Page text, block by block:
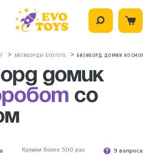
БИЗИБОРДЫ EVOTOYS БИЗИБОРД ДОМИК
домик
со
Купили более 500 раз
9 вопроса